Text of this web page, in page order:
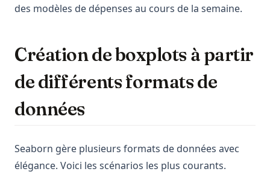
des modèles de dépenses au cours de la semaine.
Création de boxplots à partir
de différents formats de
données
Seaborn gère plusieurs formats de données avec
élégance. Voici les scénarios les plus courants.